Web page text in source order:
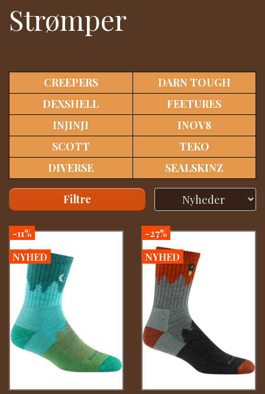
Strømper
CREEPERS
DARN TOUGH
DEXSHELL
FEETURES
INJINJI
INOV8
SCOTT
TEKO
DIVERSE
SEALSKINZ
Filtre
-11%
NYHED
-27%
NYHED